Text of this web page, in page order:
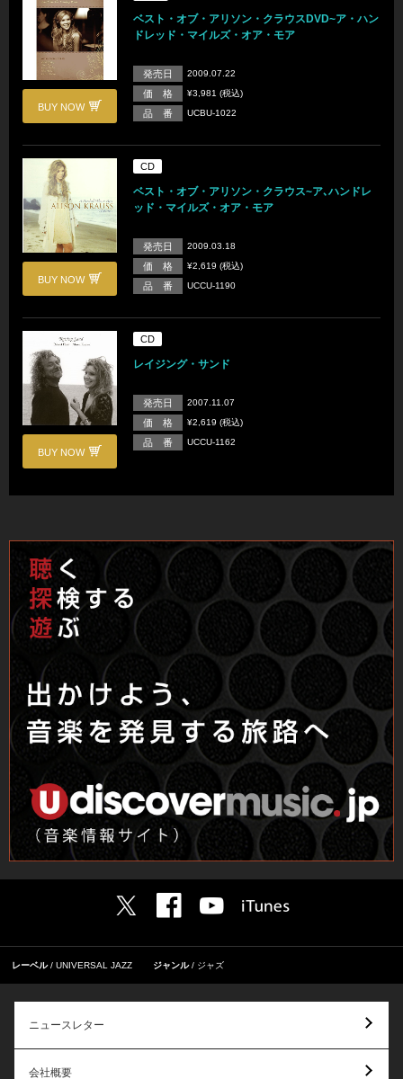
BUY NOW
ベスト・オブ・アリソン・クラウスDVD~ア・ハン
ドレッド・マイルズ・オア・モア
発売日 2009.07.22
価 格 ¥3,981 (税込)
品 番 UCBU-1022
BUY NOW
CD
ベスト・オブ・アリソン・クラウス~ア､ハンドレ
ッド・マイルズ・オア・モア
発売日 2009.03.18
価 格 ¥2,619 (税込)
品 番 UCCU-1190
BUY NOW
CD
レイジング・サンド
発売日 2007.11.07
価 格 ¥2,619 (税込)
品 番 UCCU-1162
レーベル UNIVERSAL JAZZ ジャンル ジャズ
ニュースレター
会社概要